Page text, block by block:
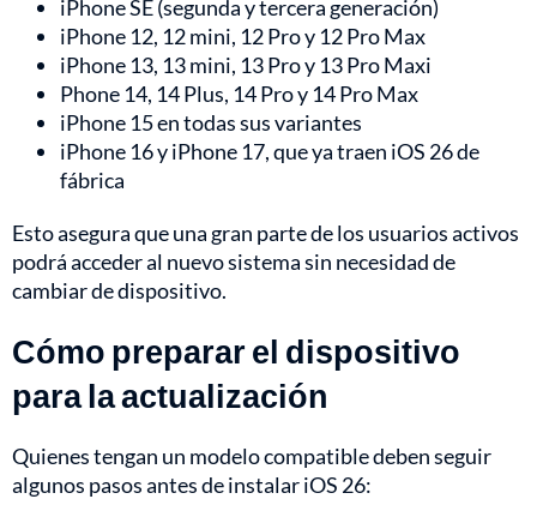
iPhone SE (segunda y tercera generación)
iPhone 12, 12 mini, 12 Pro y 12 Pro Max
iPhone 13, 13 mini, 13 Pro y 13 Pro Maxi
Phone 14, 14 Plus, 14 Pro y 14 Pro Max
iPhone 15 en todas sus variantes
iPhone 16 y iPhone 17, que ya traen iOS 26 de
fábrica
Esto asegura que una gran parte de los usuarios activos
podrá acceder al nuevo sistema sin necesidad de
cambiar de dispositivo.
Cómo preparar el dispositivo
para la actualización
Quienes tengan un modelo compatible deben seguir
algunos pasos antes de instalar iOS 26: